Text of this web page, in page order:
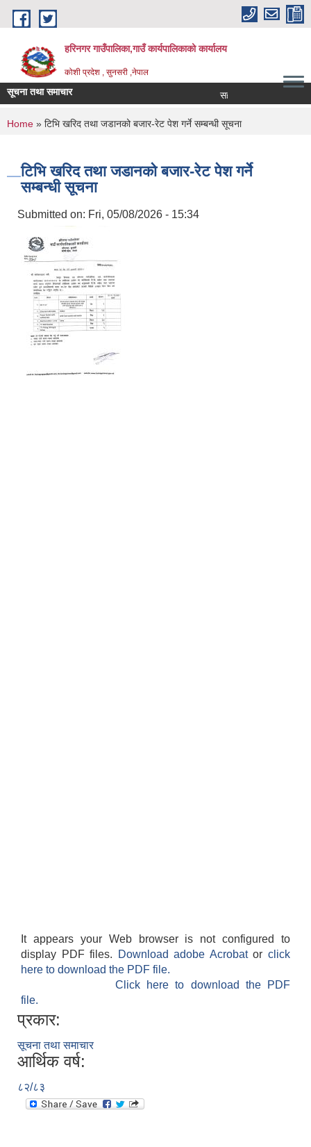
Skip to main content
हरिनगर गाउँपालिका,गाउँ कार्यपालिकाको कार्यालय
कोशी प्रदेश , सुनसरी ,नेपाल
सूचना तथा समाचार सहकारी सम्बन्धी तालिममा
You are here
Home » टिभि खरिद तथा जडानको बजार-रेट पेश गर्ने सम्बन्धी सूचना
टिभि खरिद तथा जडानको बजार-रेट पेश गर्ने
सम्बन्धी सूचना
Submitted on: Fri, 05/08/2026 - 15:34
It appears your Web browser is not configured to
display PDF files.
Download adobe Acrobatorclick
here to download the PDF file.
Click here to download the PDF
file.
प्रकार:
सूचना तथा समाचार
आर्थिक वर्ष:
८२/८३